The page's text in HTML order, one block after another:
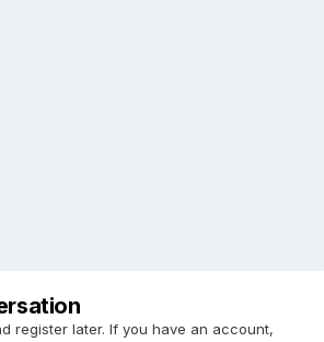
register later. If you have an account,